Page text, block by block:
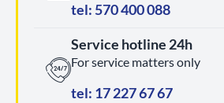
tel: 570 400 088
Service hotline 24h
For service matters only
tel: 17 227 67 67